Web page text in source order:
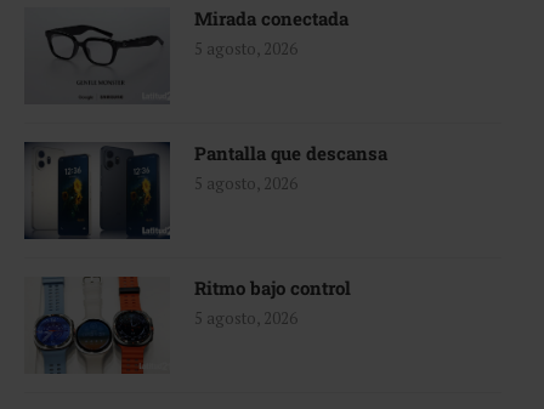
Mirada conectada
5 agosto, 2026
Pantalla que descansa
5 agosto, 2026
Ritmo bajo control
5 agosto, 2026